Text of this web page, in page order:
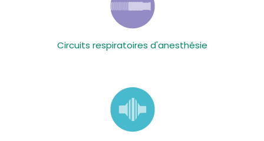
Circuits respiratoires d'anesthésie